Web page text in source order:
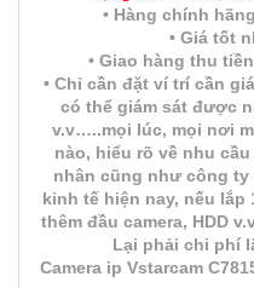
• Hàng chính
• Giá tốt
• Giao hàng thu
• Chỉ cần đặt ví trí cần
có thể giám sát được
v.v…..mọi lúc, mọi nơi
nào, hiểu rõ về nhu
nhân cũng như công
kinh tế hiện nay, nếu
thêm đầu camera, HDD
Lại phải chi phí
Camera ip Vstarcam